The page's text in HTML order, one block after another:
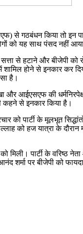
से गठबंधन किया तो इन
को यह साथ पंसद नहीं
से हटाने और बीजेपी
होने से इनकार कर दिया,
है।
और आईएसएफ की
कहने से इनकार किया है।
को पार्टी के मूलभूत
को हज यात्रा के
पार्टी के वरिष्ठ
शर्मा पर बीजेपी को